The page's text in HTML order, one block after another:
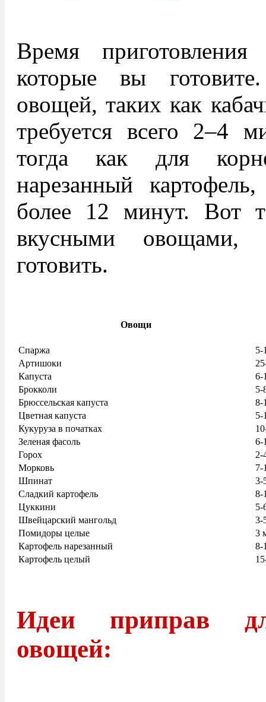
Время
которые вы
овощей, таких как
требуется всего 2–4
тогда как для
нарезанный
более 12 минут. Вот
вкусными овощами,
готовить.
Овощи
Спаржа
5-
Артишоки
Капуста
6-
Брокколи
5-
Брюссельская капуста
8-
Цветная капуста
5-
Кукуруза в початках
Зеленая фасоль
6-
Горох
2-
Морковь
7-
Шпинат
3-
Сладкий картофель
8-
Цуккини
5-
Швейцарский мангольд
3-
Помидоры целые
3
Картофель нарезанный
8-
Картофель целый
Идеи приправ
овощей: